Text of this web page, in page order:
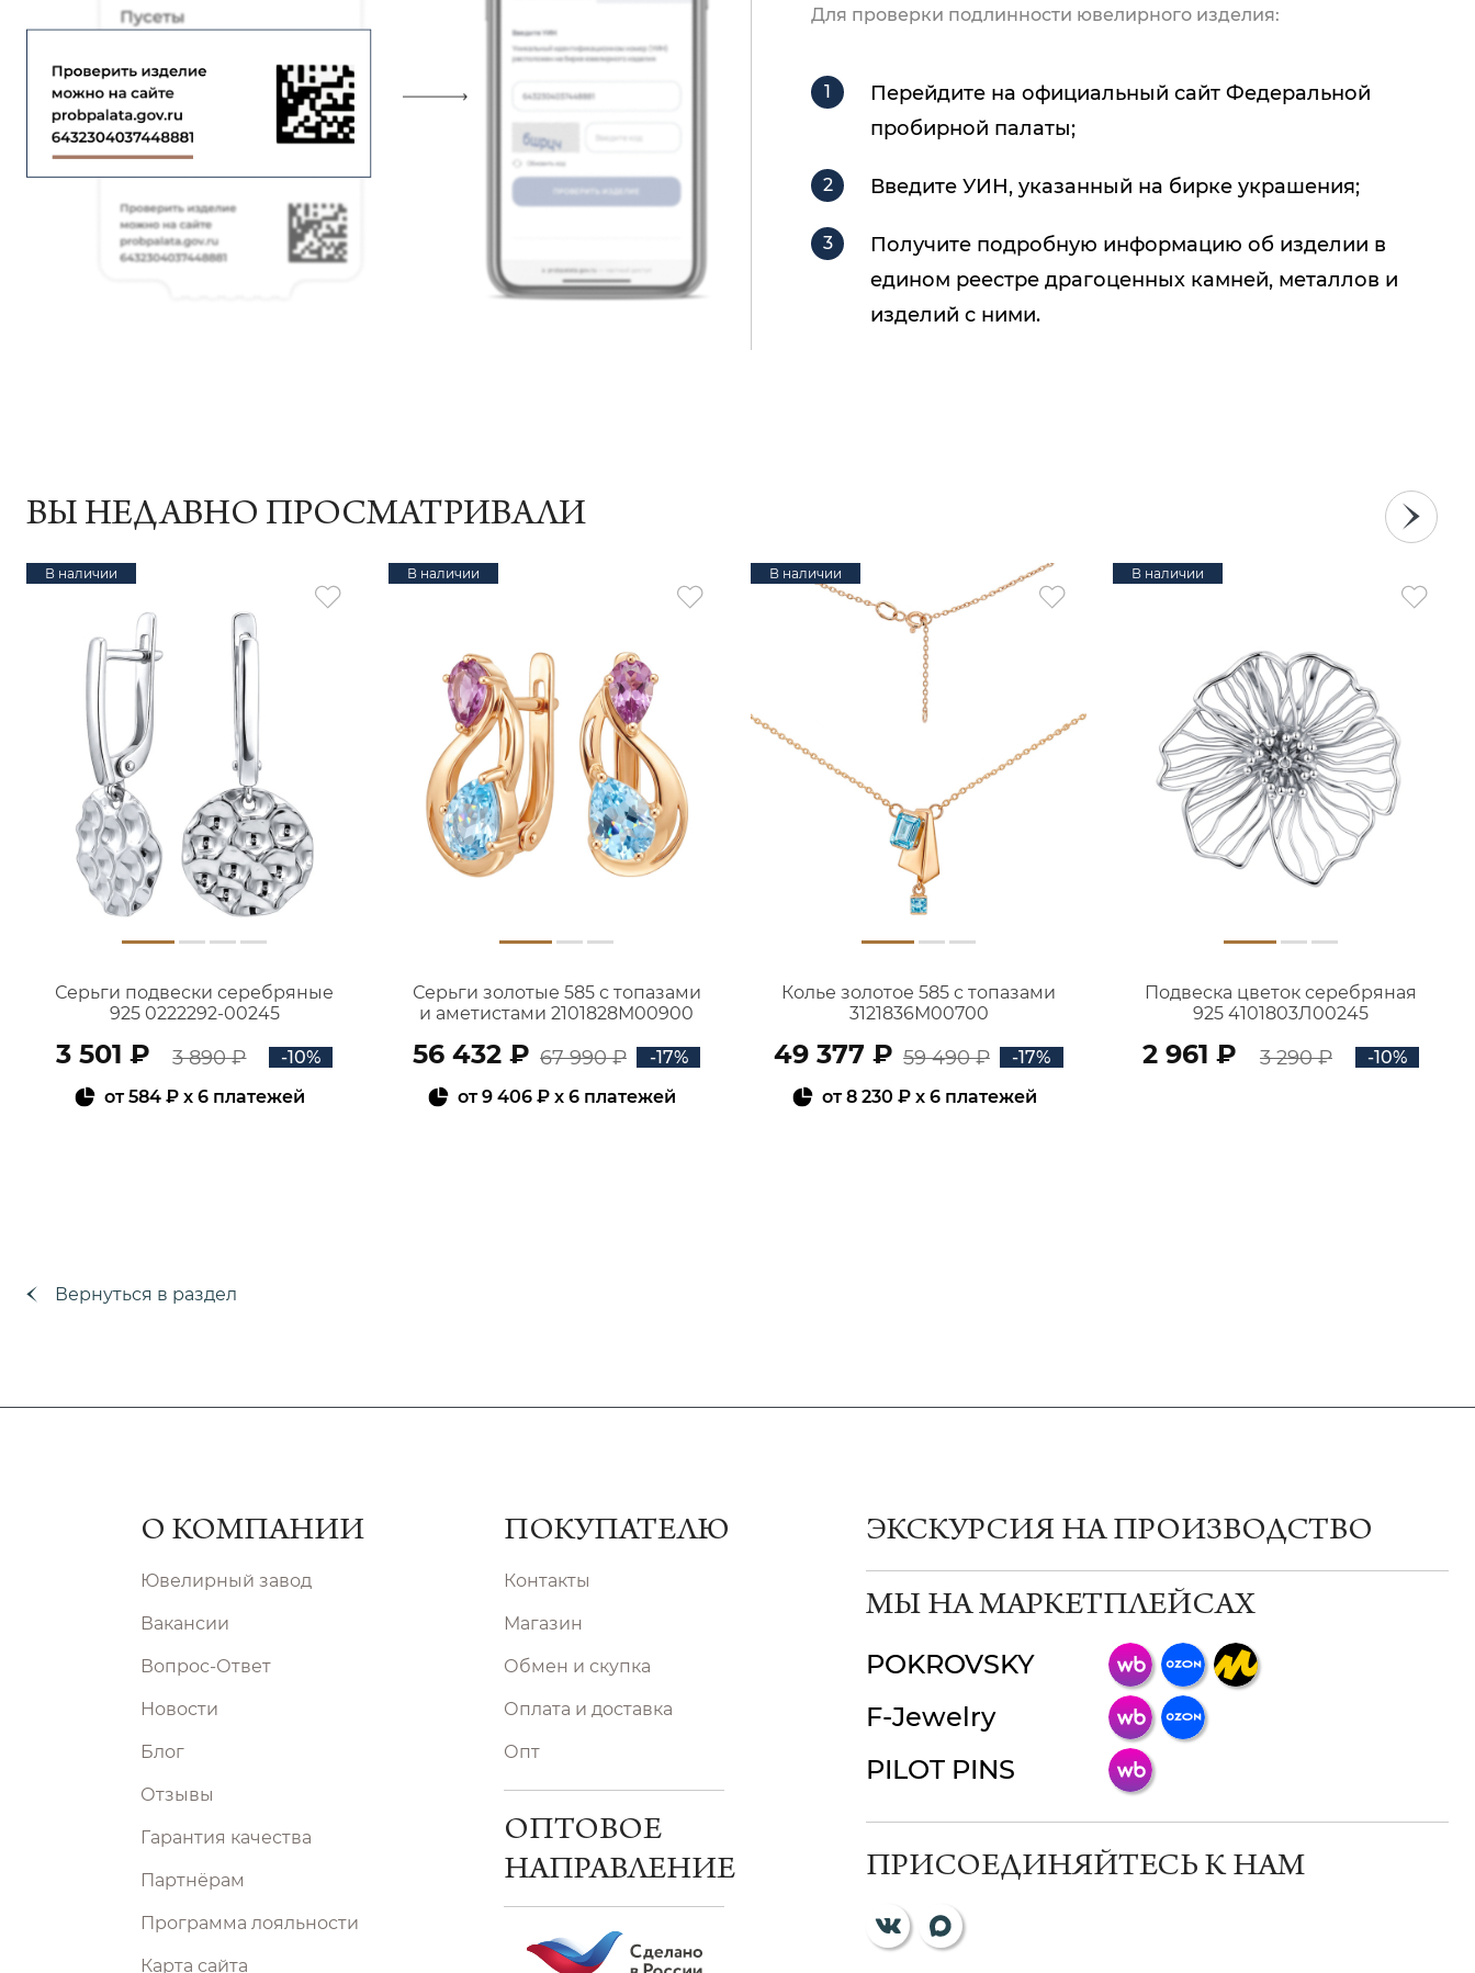
Для проверки подлинности ювелирного изделия:
Перейдите на официальный сайт Федеральной
пробирной палаты;
Введите УИН, указанный на бирке украшения;
Получите подробную информацию об изделии в
едином реестре драгоценных камней, металлов и
изделий с ними.
ВЫ НЕДАВНО ПРОСМАТРИВАЛИ
В наличии
Серьги подвески серебряные
925 0222292-00245
3 501 ₽ 3 890 ₽
-10%
от584 ₽ x 6 платежей
В наличии
Серьги золотые 585 с топазами
и аметистами 2101828М00900
56 432 ₽ 67 990 ₽
-17%
от9 406 ₽ x 6 платежей
В наличии
Колье золотое 585 с топазами
3121836М00700
49 377 ₽ 59 490 ₽
-17%
от8 230 ₽x 6 платежей
В наличии
Подвеска цветок серебряная
925 4101803Л00245
2 961 ₽ 3 290 ₽ -10%
Вернуться в раздел
О КОМПАНИИ
Ювелирный завод
Вакансии
Вопрос-Ответ
Новости
Блог
Отзывы
Гарантия качества
Партнёрам
Программа лояльности
Карта сайта
ПОКУПАТЕЛЮ
Контакты
Магазин
Обмен и скупка
Оплата и доставка
Опт
ОПТОВОЕ
НАПРАВЛЕНИЕ
ЭКСКУРСИЯ НА ПРОИЗВОДСТВО
МЫ НА МАРКЕТПЛЕЙСАХ
POKROVSKY
F-Jewelry
PILOT PINS
ПРИСОЕДИНЯЙТЕСЬ К НАМ
ChatApp
мессенджер!